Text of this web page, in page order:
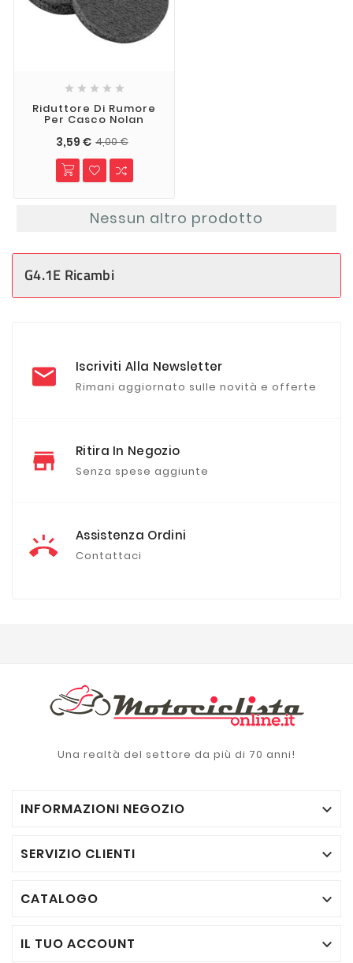
    
Riduttore Di Rumore
Per Casco Nolan
3,59 € 4,00 €
Nessun altro prodotto
G4.1E Ricambi
Iscriviti Alla Newsletter
Rimani aggiornato sulle novità e offerte
Ritira In Negozio
Senza spese aggiunte
Assistenza Ordini
Contattaci
Una realtà del settore da più di 70 anni!
INFORMAZIONI NEGOZIO 
SERVIZIO CLIENTI 
CATALOGO 
IL TUO ACCOUNT 